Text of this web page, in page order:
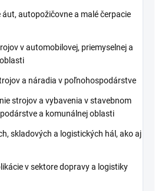
áut, autopožičovne a malé čerpacie
v automobilovej, priemyselnej a
a náradia v poľnohospodárstve
strojov a vybavenia v stavebnom
a komunálnej oblasti
skladových a logistických hál, ako aj
v sektore dopravy a logistiky